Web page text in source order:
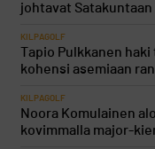
johtavat Satakuntaan
KILPAGOLF
Tapio Pulkkanen
kohensi asemiaan
KILPAGOLF
Noora Komulainen
kovimmalla major-